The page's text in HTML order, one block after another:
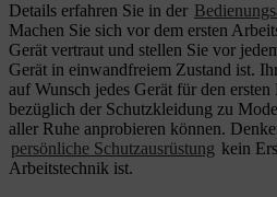
Details erfahren Sie in der
Machen Sie sich vor dem ersten
Gerät vertraut und stellen Sie vor
Gerät in einwandfreiem Zustand ist.
auf Wunsch jedes Gerät für den
bezüglich der Schutzkleidung zu
aller Ruhe anprobieren können.
persönliche Schutzausrüstung kein
Arbeitstechnik ist.